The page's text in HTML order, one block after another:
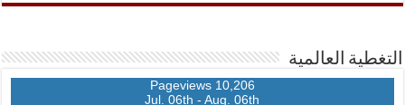
التغطية العالمية
10,206 Pageviews
Jul. 06th - Aug. 06th